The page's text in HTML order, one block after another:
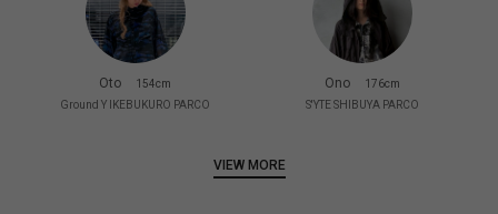
Oto
154cm
Ground Y IKEBUKURO PARCO
Ono
176cm
S'YTE SHIBUYA PARCO
VIEW MORE